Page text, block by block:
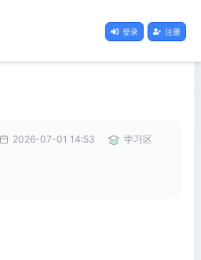
登录 注册
2026-07-01 14:53
学习区